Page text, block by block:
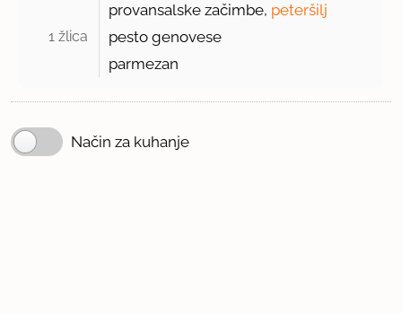
provansalske začimbe, peteršilj
1 žlica
pesto genovese
parmezan
Način za kuhanje